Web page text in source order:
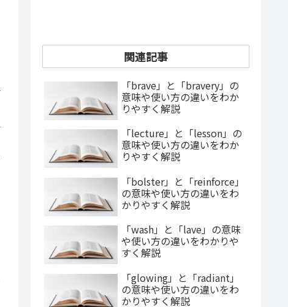
関連記事
「brave」と「bravery」の
意味や使い方の違いをわか
りやすく解説
「lecture」と「lesson」の
意味や使い方の違いをわか
りやすく解説
「bolster」と「reinforce」
の意味や使い方の違いをわ
かりやすく解説
「wash」と「lave」の意味
や使い方の違いをわかりや
すく解説
「glowing」と「radiant」
の意味や使い方の違いをわ
かりやすく解説